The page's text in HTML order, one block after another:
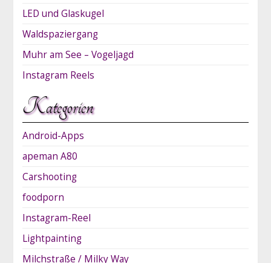
LED und Glaskugel
Waldspaziergang
Muhr am See – Vogeljagd
Instagram Reels
Kategorien
Android-Apps
apeman A80
Carshooting
foodporn
Instagram-Reel
Lightpainting
Milchstraße / Milky Way